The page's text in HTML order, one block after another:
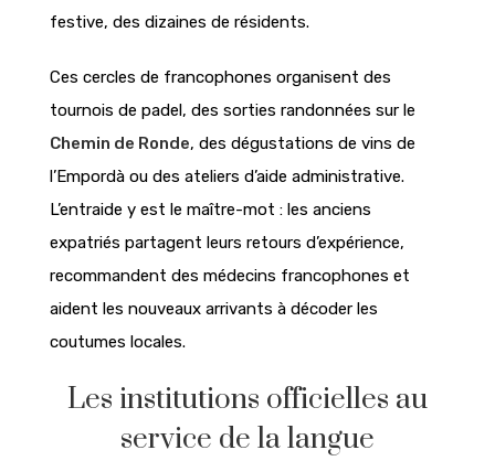
festive, des dizaines de résidents.
Ces cercles de francophones organisent des
tournois de padel, des sorties randonnées sur le
Chemin de Ronde, des dégustations de vins de
l’Empordà ou des ateliers d’aide administrative.
L’entraide y est le maître-mot : les anciens
expatriés partagent leurs retours d’expérience,
recommandent des médecins francophones et
aident les nouveaux arrivants à décoder les
coutumes locales.
Les institutions officielles au
service de la langue